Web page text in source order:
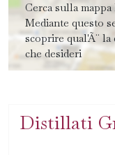
Cerca sulla
Mediante questo
scoprire qual'Ã¨
che desideri
Distillati